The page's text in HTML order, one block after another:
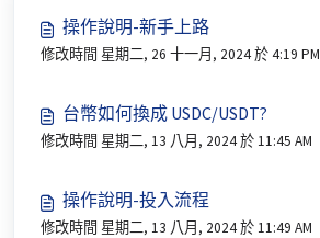
操作說明-新手上路
修改時間 星期二, 26 十一月, 2024 於 4:19 PM
台幣如何換成 USDC/USDT?
修改時間 星期二, 13 八月, 2024 於 11:45 AM
操作說明-投入流程
修改時間 星期二, 13 八月, 2024 於 11:49 AM